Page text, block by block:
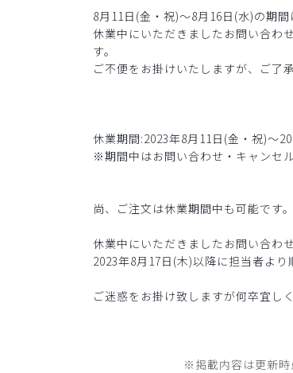
8月11日(金・祝)～8月16日(水)の期
休業中にいただきましたお問い合わ
す。
ご不便をお掛けいたしますが、ご了
休業期間:2023年8月11日(金・祝)～
※期間中はお問い合わせ・キャンセ
尚、ご注文は休業期間中も可能です。
休業中にいただきましたお問い合わ
2023年8月17日(木)以降に担当者より
ご迷惑をお掛け致しますが何卒宜し
※掲載内容は更新時